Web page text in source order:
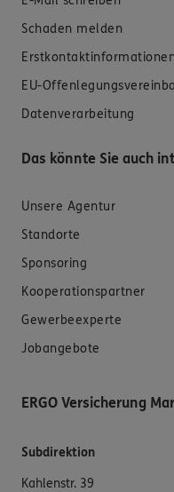
Schaden melden
Erstkontaktinformationen
EU-
Datenverarbeitung
Das könnte Sie auch
Unsere Agentur
Standorte
Sponsoring
Kooperationspartner
Gewerbeexperte
Jobangebote
ERGO Versicherung
Subdirektion
Kahlenstr. 39